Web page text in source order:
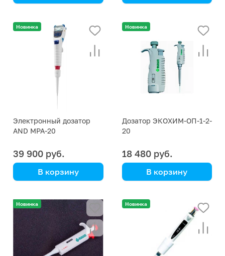
Новинка
Электронный дозатор
AND MPA-20
39 900 руб.
В корзину
Новинка
Дозатор ЭКОХИМ-ОП-1-2-
20
18 480 руб.
В корзину
Новинка Новинка